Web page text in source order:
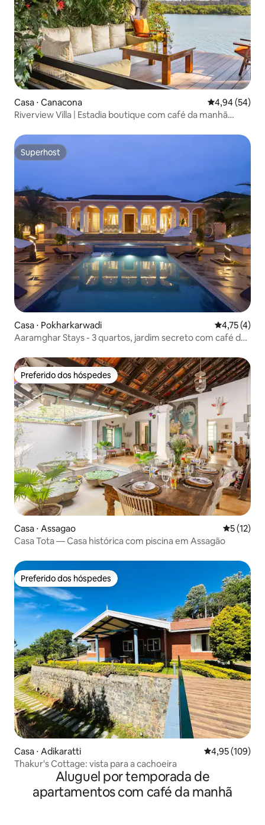
Casa ⋅ Canacona 4,94 de uma
4,94 (54)
Riverview Villa | Estadia boutique com café da manhã
Superhost
Superhost
Casa ⋅ Pokharkarwadi 4,75 de
4,75 (4)
Aaramghar Stays - 3 quartos, jardim secreto com café da
Preferido dos hóspedes
Preferido dos hóspedes
Casa ⋅ Assagao 5 de uma
5 (12)
Casa Tota — Casa histórica com piscina em Assagão
Preferido dos hóspedes
Preferido dos hóspedes
Casa ⋅ Adikaratti 4,95 de uma
4,95 (109)
Thakur's Cottage: vista para a cachoeira
Aluguel por temporada de
apartamentos com café da manhã